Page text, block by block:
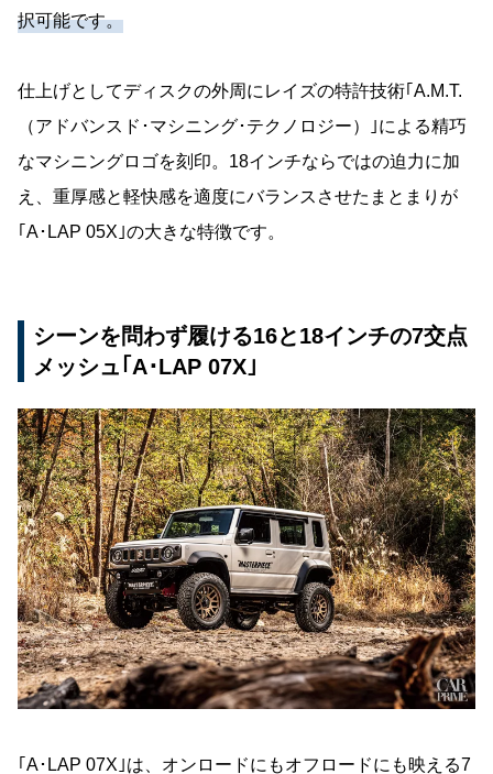
択可能です。
仕上げとしてディスクの外周にレイズの特許技術｢A.M.T.
（アドバンスド･マシニング･テクノロジー）｣による精巧
なマシニングロゴを刻印。18インチならではの迫力に加
え、重厚感と軽快感を適度にバランスさせたまとまりが
｢A･LAP 05X｣の大きな特徴です。
シーンを問わず履ける16と18インチの7交点
メッシュ｢A･LAP 07X｣
｢A･LAP 07X｣は、オンロードにもオフロードにも映える7